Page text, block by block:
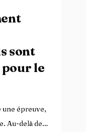
sont
le
une épreuve,
Au-delà de…